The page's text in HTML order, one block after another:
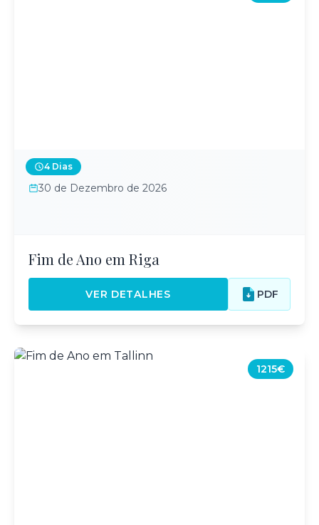
4 Dias
30 de Dezembro de 2026
Fim de Ano em Riga
VER DETALHES PDF
1215€